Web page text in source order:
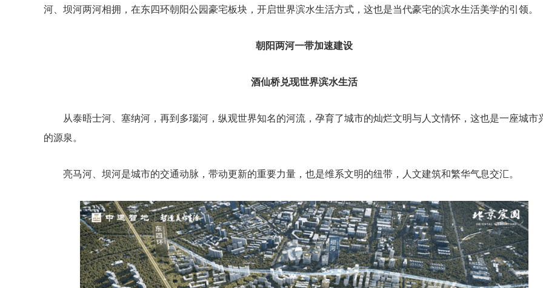
河、坝河两河相拥，在东四环朝阳公园豪宅板块，开启世界滨水生活方式，这也是当代豪宅的滨水生活美学的引领。
朝阳两河一带加速建设
酒仙桥兑现世界滨水生活
从泰晤士河、塞纳河，再到多瑙河，纵观世界知名的河流，孕育了城市的灿烂文明与人文情怀，这也是一座城市
的源泉。
亮马河、坝河是城市的交通动脉，带动更新的重要力量，也是维系文明的纽带，人文建筑和繁华气息交汇。